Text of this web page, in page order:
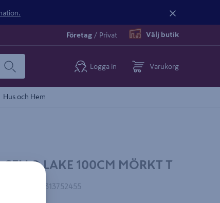
Företag / Privat Välj butik
Logga in Varukorg
Hus och Hem
CELLO LAKE 100CM MÖRKT T
6438313752455